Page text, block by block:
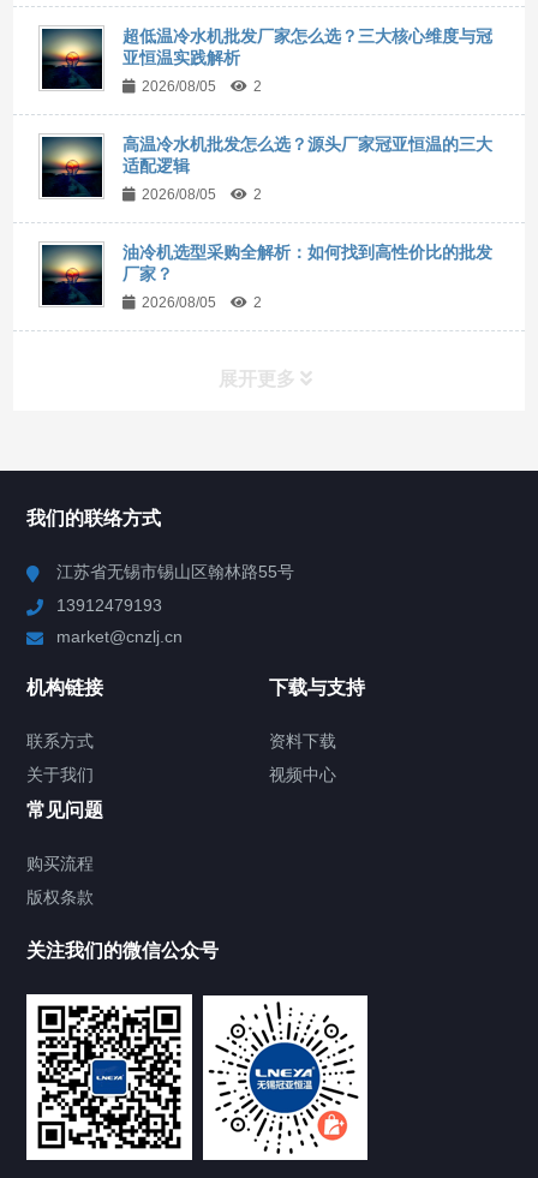
超低温冷水机批发厂家怎么选？三大核心维度与冠
亚恒温实践解析
2026/08/05 2
高温冷水机批发怎么选？源头厂家冠亚恒温的三大
适配逻辑
2026/08/05 2
油冷机选型采购全解析：如何找到高性价比的批发
厂家？
2026/08/05 2
展开更多
Chiller高精度制冷循环器
TCU温度控制单元
Chiller气体控温系统
Chamber试验箱
FREEZER低温箱
VOCs冷凝回收装置
我们的联络方式
江苏省无锡市锡山区翰林路55号
13912479193
market@cnzlj.cn
机构链接
联系方式
关于我们
下载与支持
资料下载
视频中心
常见问题
购买流程
版权条款
关注我们的微信公众号